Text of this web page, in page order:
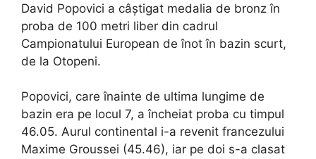
David Popovici a câștigat medalia de bronz în
proba de 100 metri liber din cadrul
Campionatului European de înot în bazin scurt,
de la Otopeni.
Popovici, care înainte de ultima lungime de
bazin era pe locul 7, a încheiat proba cu timpul
46.05. Aurul continental i-a revenit francezului
Maxime Groussei (45.46), iar pe doi s-a clasat